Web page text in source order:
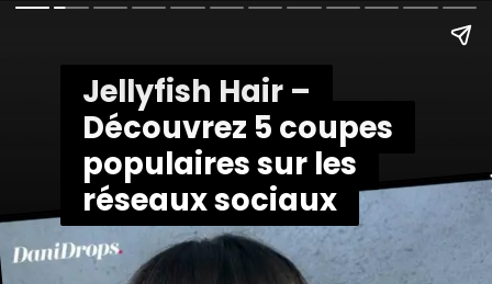
Jellyfish Hair –
Découvrez 5 coupes
populaires sur les
réseaux sociaux
Jellyfish Hair –
Découvrez 5 coupes
populaires sur les
réseaux sociaux